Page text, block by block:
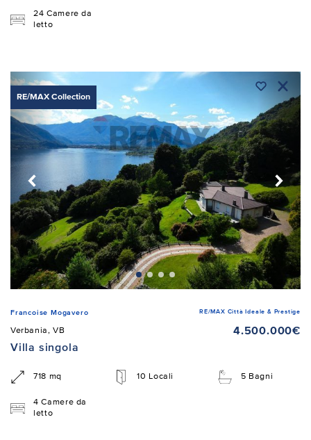
24 Camere da
letto
RE/MAX Collection
Francoise Mogavero RE/MAX Città Ideale & Prestige
Verbania, VB
4.500.000€
Villa singola
718 mq 10 Locali 5 Bagni
4 Camere da
letto